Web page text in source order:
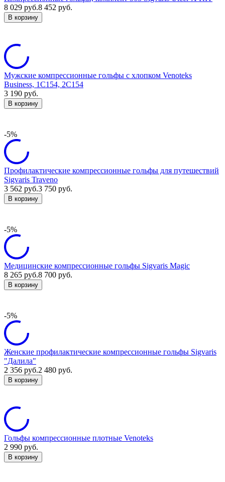
8 029 руб.8 452 руб.
В корзину
Мужские компрессионные гольфы с хлопком Venoteks
Business, 1C154, 2C154
3 190 руб.
В корзину
-5%
Профилактические компрессионные гольфы для путешествий
Sigvaris Traveno
3 562 руб.3 750 руб.
В корзину
-5%
Медицинские компрессионные гольфы Sigvaris Magic
8 265 руб.8 700 руб.
В корзину
-5%
Женские профилактические компрессионные гольфы Sigvaris
"Далила"
2 356 руб.2 480 руб.
В корзину
Гольфы компрессионные плотные Venoteks
2 990 руб.
В корзину